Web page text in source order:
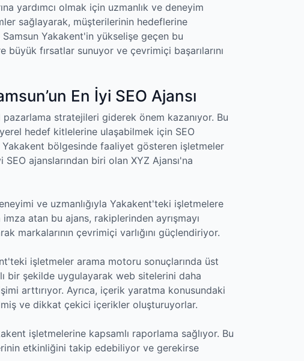
yardımcı olmak için uzmanlık ve deneyim
sağlayarak, müşterilerinin hedeflerine
Yakakent'in yükselişe geçen bu
fırsatlar sunuyor ve çevrimiçi başarılarını
En İyi SEO Ajansı
stratejileri giderek önem kazanıyor. Bu
hedef kitlelerine ulaşabilmek için SEO
bölgesinde faaliyet gösteren işletmeler
ajanslarından biri olan XYZ Ajansı'na
ve uzmanlığıyla Yakakent'teki işletmelere
atan bu ajans, rakiplerinden ayrışmayı
markalarının çevrimiçi varlığını güçlendiriyor.
işletmeler arama motoru sonuçlarında üst
bir şekilde uygulayarak web sitelerini daha
arttırıyor. Ayrıca, içerik yaratma konusundaki
ve dikkat çekici içerikler oluşturuyorlar.
işletmelerine kapsamlı raporlama sağlıyor. Bu
etkinliğini takip edebiliyor ve gerekirse